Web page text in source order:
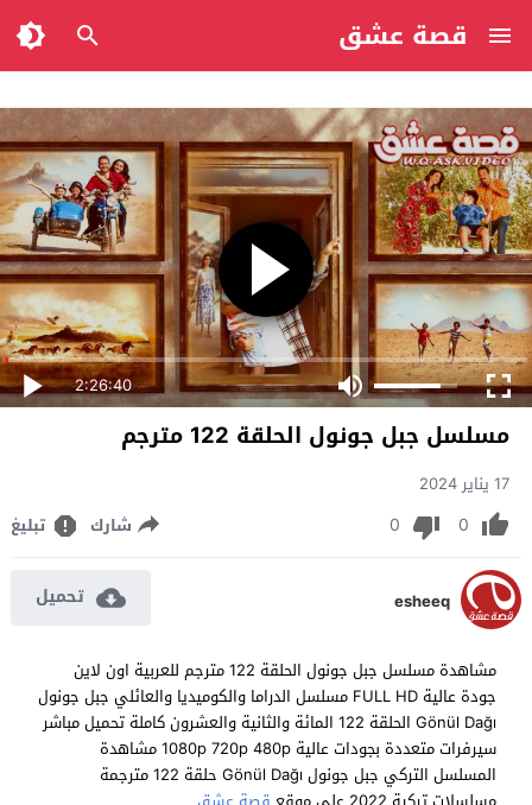
قصة عشق
2:26:40
مسلسل جبل جونول الحلقة 122 مترجم
17 يناير 2024
0
0 شارك تبليغ
esheeq تحميل
مشاهدة مسلسل جبل جونول الحلقة 122 مترجم للعربية اون لاين
جودة عالية FULL HD مسلسل الدراما والكوميديا والعائلي جبل جونول
Gönül Dağı الحلقة 122 المائة والثانية والعشرون كاملة تحميل مباشر
سيرفرات متعددة بجودات عالية 1080p 720p 480p مشاهدة
المسلسل التركي جبل جونول Gönül Dağı حلقة 122 مترجمة